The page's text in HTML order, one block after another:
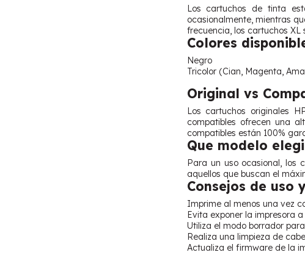
Los cartuchos de tinta
ocasionalmente, mientras
frecuencia, los cartuchos XL
Colores
Negro
Tricolor (Cian, Magenta,
Original vs
Los cartuchos originales
compatibles ofrecen una
compatibles están 100%
Que modelo
Para un uso ocasional, los
aquellos que buscan el
Consejos de uso
Imprime al menos una vez
Evita exponer la impresora
Utiliza el modo borrador
Realiza una limpieza de
Actualiza el firmware de la